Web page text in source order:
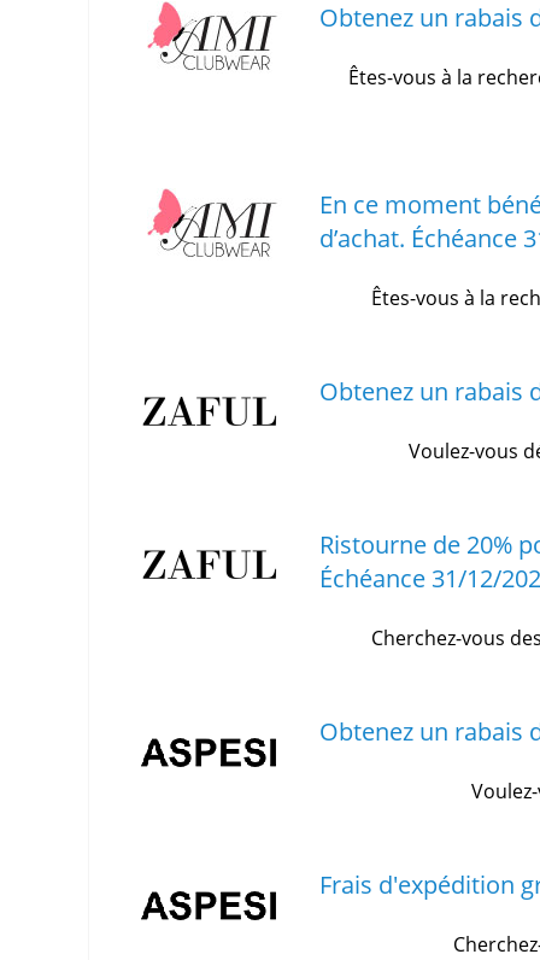
Obtenez un rabais
Êtes-vous à la
En ce moment
d’achat. Échéance
Êtes-vous à la
Obtenez un rabais
Voulez-vous
Ristourne de 20%
Échéance 31/12/
Cherchez-vous
Obtenez un rabais
Frais d'expédition